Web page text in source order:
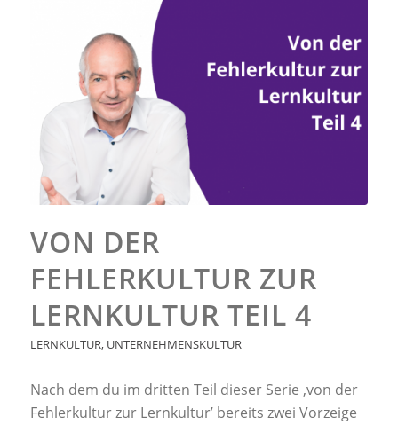
VON DER
FEHLERKULTUR ZUR
LERNKULTUR TEIL 4
LERNKULTUR, UNTERNEHMENSKULTUR
Nach dem du im dritten Teil dieser Serie ‚von der
Fehlerkultur zur Lernkultur’ bereits zwei Vorzeige